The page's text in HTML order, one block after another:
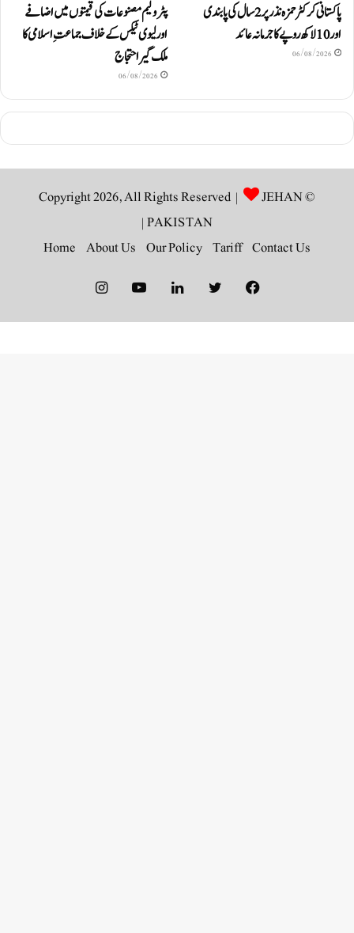
پاکستانی کرکٹر حمزہ نذر پر 2 سال کی پابندی
اور 10 لاکھ روپےکا جرمانہ عائد
06/08/2026
پٹرولیم مصنوعات کی قیمتوں میں اضافے
اور لیوی ٹیکس کے خلاف جماعتِ اسلامی کا
ملک گیر احتجاج
06/08/2026
© Copyright 2026, All Rights Reserved |
JEHAN
PAKISTAN
|
Contact Us
Tariff
Our Policy
About Us
Home
Facebook
Twitter
LinkedIn
YouTube
Instagram